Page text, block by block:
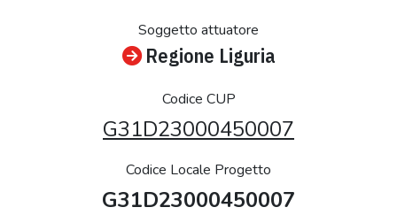
Soggetto attuatore
Regione Liguria
Codice CUP
G31D23000450007
Codice Locale Progetto
G31D23000450007